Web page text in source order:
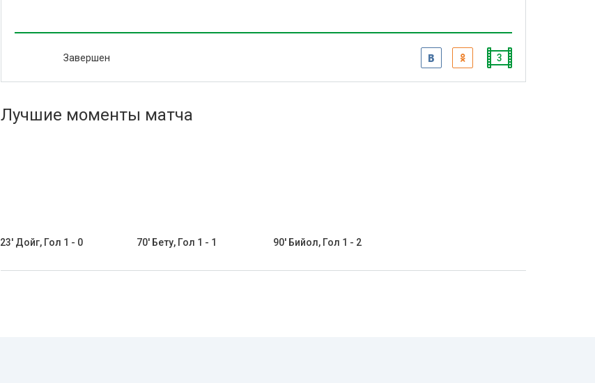
Завершен 3
Лучшие моменты матча
23' Дойг, Гол 1 - 0 70' Бету, Гол 1 - 1 90' Бийол, Гол 1 - 2